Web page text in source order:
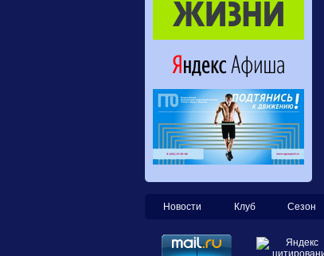
Новости Клуб Сезон